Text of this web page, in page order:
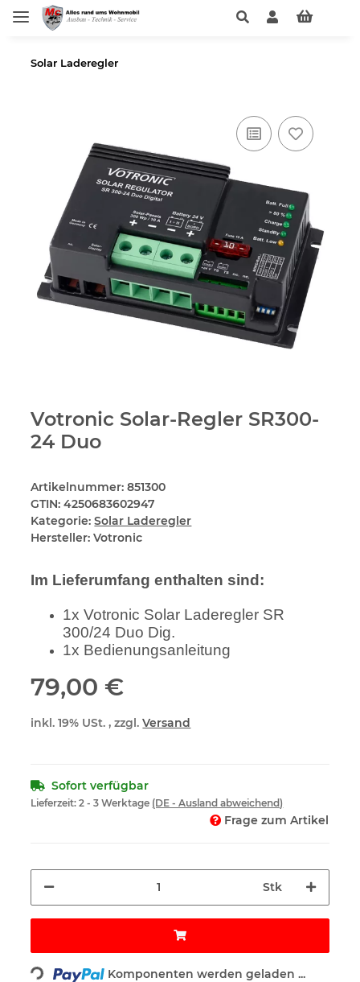
Solar Laderegler
Votronic Solar-Regler SR300-
24 Duo
Artikelnummer:851300
GTIN: 4250683602947
Kategorie:Solar Laderegler
Hersteller: Votronic
Im Lieferumfang enthalten sind:
1x Votronic Solar Laderegler SR
300/24 Duo Dig.
1x Bedienungsanleitung
79,00 €
inkl. 19% USt. , zzgl.Versand
Sofort verfügbar
Lieferzeit:2 - 3 Werktage (DE - Ausland abweichend)
Frage zum Artikel
Stk
Loading... Komponenten werden geladen ...